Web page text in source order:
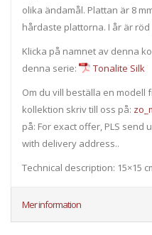
olika ändamål. Plattan är 8
hårdaste plattorna. I år är
Klicka på namnet av denna
denna serie:
Tonalite Silk
Om du vill beställa en
kollektion skriv till oss på:
på: For exact offer, PLS
with delivery address..
Technical description: 15×15
Mer information